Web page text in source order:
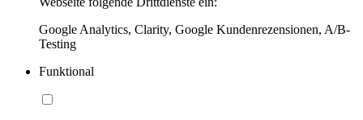
Google Analytics, Clarity, Google Kundenrezensionen, A/B-
Testing
Funktional